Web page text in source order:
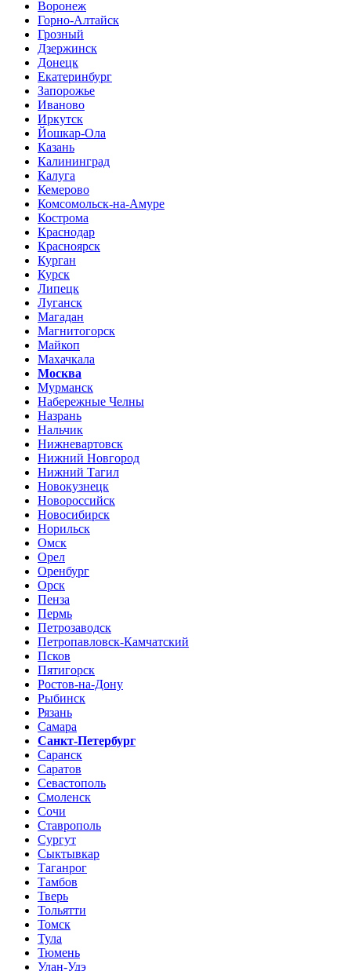
Воронеж
Горно-Алтайск
Грозный
Дзержинск
Донецк
Екатеринбург
Запорожье
Иваново
Иркутск
Йошкар-Ола
Казань
Калининград
Калуга
Кемерово
Комсомольск-на-Амуре
Кострома
Краснодар
Красноярск
Курган
Курск
Липецк
Луганск
Магадан
Магнитогорск
Майкоп
Махачкала
Москва
Мурманск
Набережные Челны
Назрань
Нальчик
Нижневартовск
Нижний Новгород
Нижний Тагил
Новокузнецк
Новороссийск
Новосибирск
Норильск
Омск
Орел
Оренбург
Орск
Пенза
Пермь
Петрозаводск
Петропавловск-Камчатский
Псков
Пятигорск
Ростов-на-Дону
Рыбинск
Рязань
Самара
Санкт-Петербург
Саранск
Саратов
Севастополь
Смоленск
Сочи
Ставрополь
Сургут
Сыктывкар
Таганрог
Тамбов
Тверь
Тольятти
Томск
Тула
Тюмень
Улан-Удэ